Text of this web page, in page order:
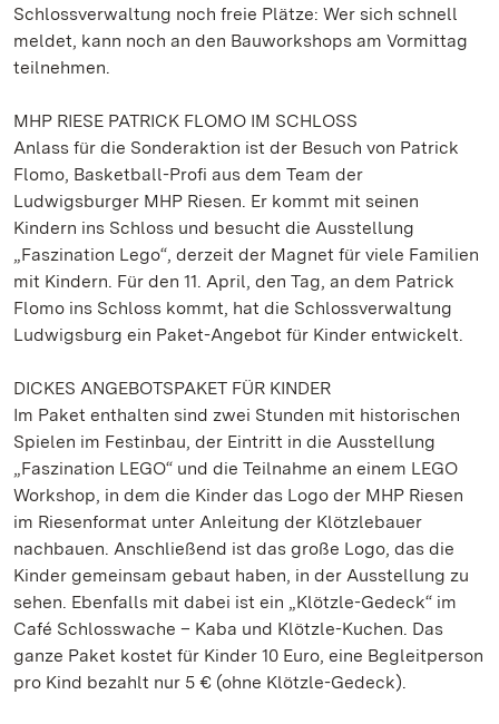
Schlossverwaltung noch freie Plätze: Wer sich schnell
meldet, kann noch an den Bauworkshops am Vormittag
teilnehmen.
MHP RIESE PATRICK FLOMO IM SCHLOSS
Anlass für die Sonderaktion ist der Besuch von Patrick
Flomo, Basketball-Profi aus dem Team der
Ludwigsburger MHP Riesen. Er kommt mit seinen
Kindern ins Schloss und besucht die Ausstellung
„Faszination Lego“, derzeit der Magnet für viele Familien
mit Kindern. Für den 11. April, den Tag, an dem Patrick
Flomo ins Schloss kommt, hat die Schlossverwaltung
Ludwigsburg ein Paket-Angebot für Kinder entwickelt.
DICKES ANGEBOTSPAKET FÜR KINDER
Im Paket enthalten sind zwei Stunden mit historischen
Spielen im Festinbau, der Eintritt in die Ausstellung
„Faszination LEGO“ und die Teilnahme an einem LEGO
Workshop, in dem die Kinder das Logo der MHP Riesen
im Riesenformat unter Anleitung der Klötzlebauer
nachbauen. Anschließend ist das große Logo, das die
Kinder gemeinsam gebaut haben, in der Ausstellung zu
sehen. Ebenfalls mit dabei ist ein „Klötzle-Gedeck“ im
Café Schlosswache – Kaba und Klötzle-Kuchen. Das
ganze Paket kostet für Kinder 10 Euro, eine Begleitperson
pro Kind bezahlt nur 5 € (ohne Klötzle-Gedeck).